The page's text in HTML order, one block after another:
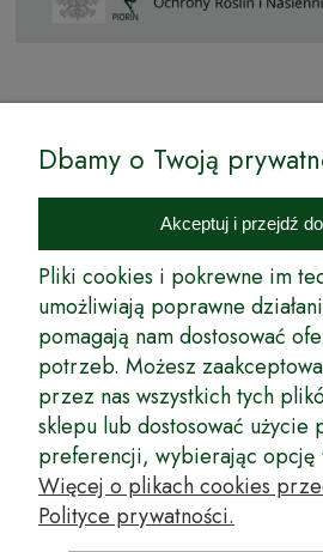
Internetowy Sklep Ogrodniczy
podkarpackich szkółkarzy, której
rynek wysokiej jakości drzewek
innych produktów pozwalających na
i dużych sadów oraz ogrodów.
Wspólnie stworzyliśmy dla Państwa
produkty, dary ziemi ze szkółek drzewek
których tradycje sięgają roku 1953.
z najwyższą starannością przez trzecie
Długoletnie Doświadczenie sprawiło, że
duża odporność na zmienne warunki
oraz niezwykły urodzaj. W ofercie
ogrodniczego: drzewka owocowe, krzewy
ozdobne, odmiany jabłoni, sadzonki
Dbamy o Twoją
Akceptuj i przejdź
Pliki cookies i pokrewne im
umożliwiają poprawne
pomagają nam dostosować
potrzeb. Możesz
przez nas wszystkich tych
sklepu lub dostosować użycie
preferencji, wybierając opcję
Więcej o plikach cookies
Polityce prywatności.